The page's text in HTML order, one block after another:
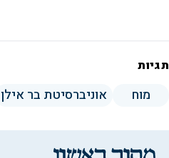
תגיות
מוח אוניברסיטת בר אילן